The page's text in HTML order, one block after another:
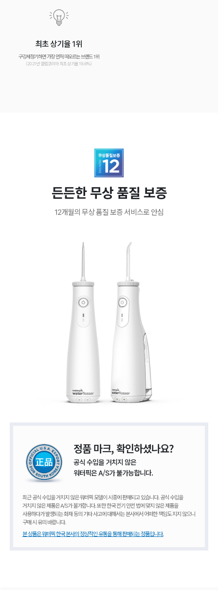
최초 상기율 1위
구강세정기하면 가장 먼저 떠오르는 브랜드 1위
(2021년 갤럽코리아 최초 상기율 19.6%)
든든한 무상 품질 보증
12개월의 무상 품질 보증 서비스로 안심
정품 마크, 확인하셨나요?
공식 수입을 거치지 않은
워터픽은 A/S가 불가능합니다.
최근 공식 수입을 거치지 않은 워터픽 모델이 시중에 판매되고 있습니다. 공식 수입을
거치지 않은 제품은 A/S가 불가합니다. 또한 한국 전기 안전 법에 맞지 않은 제품을
사용하다가 발생되는 화재 등의 기타 사고에 대해서는 본사에서 어떠한 책임도 지지 않으니
구매 시 유의 바랍니다.
본 상품은 워터픽 한국 본사의 정상적인 유통을 통해 판매되는 정품입니다.